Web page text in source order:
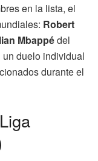
en la lista, el
Robert
Mbappédel
duelo individual
durante el